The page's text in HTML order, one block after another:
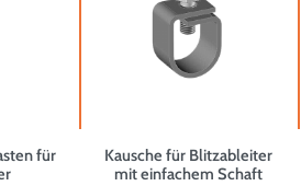
für
Kausche für Blitzableiter
mit einfachem Schaft